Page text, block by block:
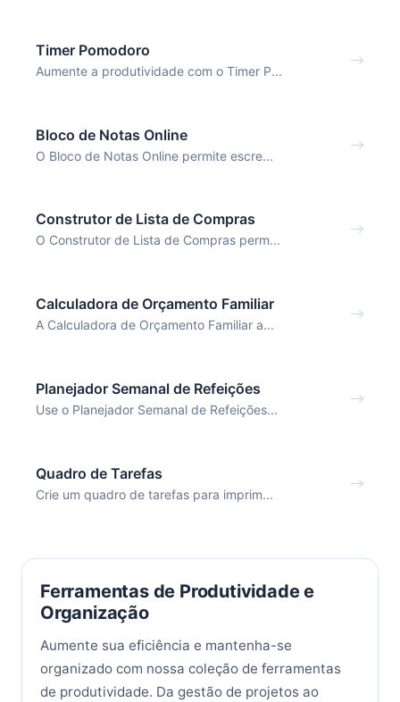
Timer Pomodoro
Aumente a produtividade com o Timer P...
Bloco de Notas Online
O Bloco de Notas Online permite escre...
Construtor de Lista de Compras
O Construtor de Lista de Compras perm...
Calculadora de Orçamento Familiar
A Calculadora de Orçamento Familiar a...
Planejador Semanal de Refeições
Use o Planejador Semanal de Refeições...
Quadro de Tarefas
Crie um quadro de tarefas para imprim...
Ferramentas de Produtividade e
Organização
Aumente sua eficiência e mantenha-se
organizado com nossa coleção de ferramentas
de produtividade. Da gestão de projetos ao